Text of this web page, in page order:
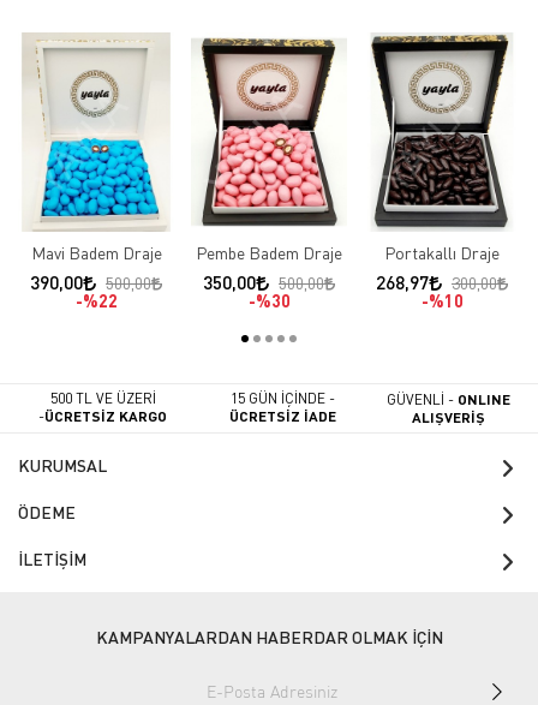
Mavi Badem Draje
390,00
500,00
%22
Pembe Badem Draje
350,00
500,00
%30
Portakallı Draje
268,97
300,00
%10
500 TL VE ÜZERİ
-ÜCRETSİZ KARGO
15 GÜN İÇİNDE -
ÜCRETSİZ İADE
GÜVENLİ - ONLINE
ALIŞVERİŞ
KURUMSAL
ÖDEME
İLETİŞİM
KAMPANYALARDAN HABERDAR OLMAK İÇİN